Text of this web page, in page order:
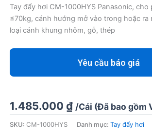
Tay đẩy hơi CM-1000HYS Panasonic, cho
≤70kg, cánh hướng mở vào trong hoặc ra
loại cánh khung nhôm, gỗ, thép
Yêu cầu báo giá
1.485.000 ₫ /Cái (Đã bao gồm
SKU: CM-1000HYS Danh mục: Tay đẩy hơi